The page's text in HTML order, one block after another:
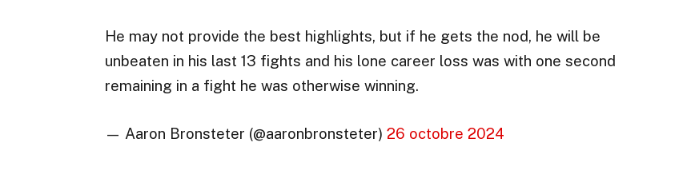
He may not provide the best highlights, but if he gets the nod, he will be
unbeaten in his last 13 fights and his lone career loss was with one second
remaining in a fight he was otherwise winning.
— Aaron Bronsteter (@aaronbronsteter) 26 octobre 2024